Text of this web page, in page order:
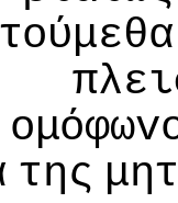
της